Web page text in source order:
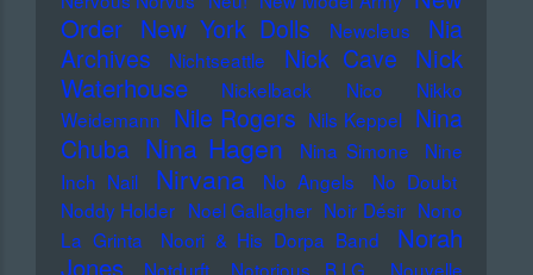
Order New York Dolls Newcleus
Nia
Archives
Nichtseattle Nick Cave
Nick
Waterhouse
Nickelback Nico
Nikko
Weidemann Nile Rogers Nils Keppel Nina
Chuba Nina Hagen Nina Simone
Nine
Inch Nail
Nirvana No Angels
No Doubt
Noddy Holder Noel Gallagher Noir Désir Nono
La Grinta
Noori & His Dorpa Band
Norah
Jones
Notdurft Notorious B.I.G. Nouvelle